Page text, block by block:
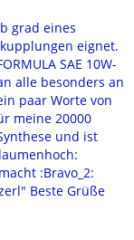
grad eines
eignet.
SAE 10W-
alle besonders an
paar Worte von
meine 20000
und ist
:Bravo_2:
Beste Grüße